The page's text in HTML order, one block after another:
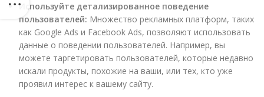
Используйте детализированное поведение
пользователей: Множество рекламных платформ, таких
как Google Ads и Facebook Ads, позволяют использовать
данные о поведении пользователей. Например, вы
можете таргетировать пользователей, которые недавно
искали продукты, похожие на ваши, или тех, кто уже
проявил интерес к вашему сайту.